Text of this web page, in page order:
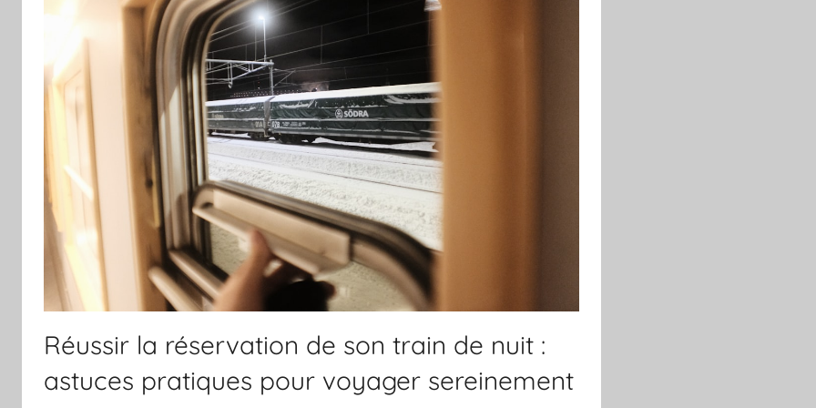
Réussir la réservation de son train de nuit :
astuces pratiques pour voyager sereinement